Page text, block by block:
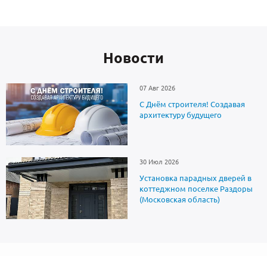
Новоcти
07 Авг 2026
С Днём строителя! Создавая
архитектуру будущего
30 Июл 2026
Установка парадных дверей в
коттеджном поселке Раздоры
(Московская область)